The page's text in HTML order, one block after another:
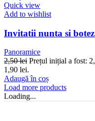
Quick view
Add to wishlist
Invitatii nunta si
Panoramice
2,50lei Prețul inițial a fost:
1,90 lei.
Adaugă în coș
Load more products
Loading...